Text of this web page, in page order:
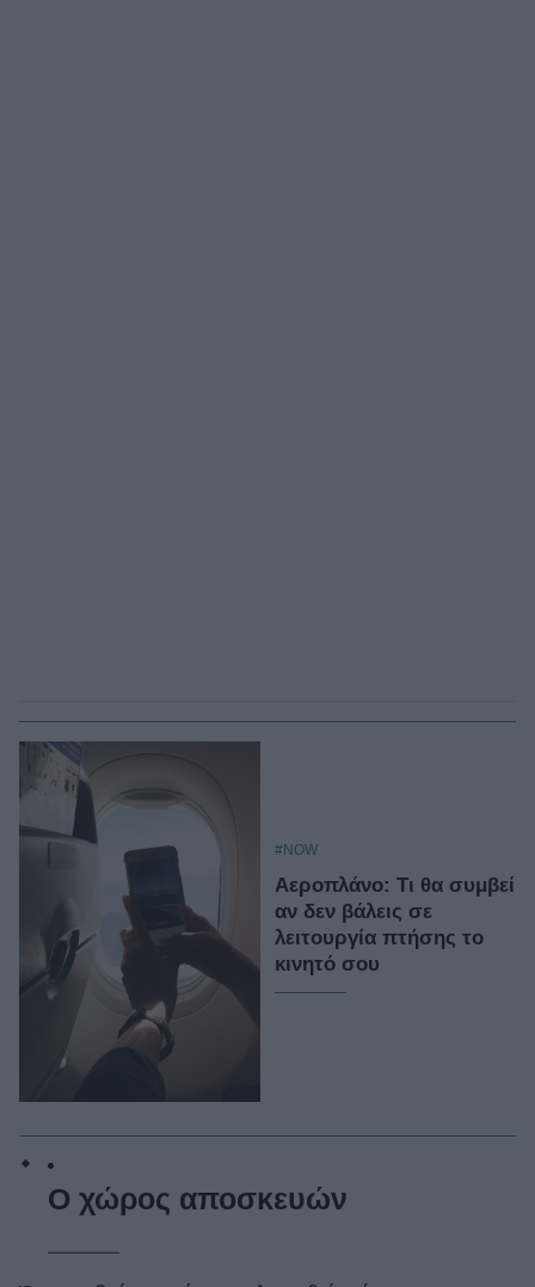
#NOW
Αεροπλάνο: Τι θα συμβεί
αν δεν βάλεις σε
λειτουργία πτήσης το
κινητό σου
Ο χώρος αποσκευών